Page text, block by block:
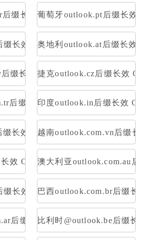
缀长效 OAuth2令牌号 支持imap
葡萄牙outlook.pt后缀长效
长效 OAuth2令牌号 支持imap pop
奥地利outlook.at后缀长效
缀长效 OAuth2令牌号 支持imap
捷克outlook.cz后缀长效
后缀长效 OAuth2令牌号 支持imap
印度outlook.in后缀长效
长效 OAuth2令牌号 支持imap pop
越南outlook.com.vn后缀长
效 OAuth2令牌号 支持imap pop
澳大利亚outlook.com.au后
长效 OAuth2令牌号 支持imap pop
巴西outlook.com.br后缀长
后缀长效 OAuth2令牌号 支持imap
比利时@outlook.be后缀长